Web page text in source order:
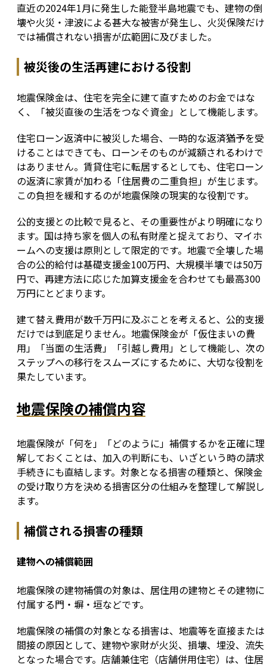
直近の2024年1月に発生した能登半島地震でも、建物の倒
壊や火災・津波による甚大な被害が発生し、火災保険だけ
では補償されない損害が広範囲に及びました。
被災後の生活再建における役割
地震保険金は、住宅を完全に建て直すためのお金ではな
く、「被災直後の生活をつなぐ資金」として機能します。
住宅ローン返済中に被災した場合、一時的な返済猶予を受
けることはできても、ローンそのものが減額されるわけで
はありません。賃貸住宅に転居するとしても、住宅ローン
の返済に家賃が加わる「住居費の二重負担」が生じます。
この負担を緩和するのが地震保険の現実的な役割です。
公的支援との比較で見ると、その重要性がより明確になり
ます。国は持ち家を個人の私有財産と捉えており、マイホ
ームへの支援は原則として限定的です。地震で全壊した場
合の公的給付は基礎支援金100万円、大規模半壊では50万
円で、再建方法に応じた加算支援金を合わせても最高300
万円にとどまります。
建て替え費用が数千万円に及ぶことを考えると、公的支援
だけでは到底足りません。地震保険金が「仮住まいの費
用」「当面の生活費」「引越し費用」として機能し、次の
ステップへの移行をスムーズにするために、大切な役割を
果たしています。
地震保険の補償内容
地震保険が「何を」「どのように」補償するかを正確に理
解しておくことは、加入の判断にも、いざという時の請求
手続きにも直結します。対象となる損害の種類と、保険金
の受け取り方を決める損害区分の仕組みを整理して解説し
ます。
補償される損害の種類
建物への補償範囲
地震保険の建物補償の対象は、居住用の建物とその建物に
付属する門・塀・垣などです。
地震保険の補償の対象となる損害は、地震等を直接または
間接の原因として、建物や家財が火災、損壊、埋没、流失
となった場合です。店舗兼住宅（店舗併用住宅）は、住居